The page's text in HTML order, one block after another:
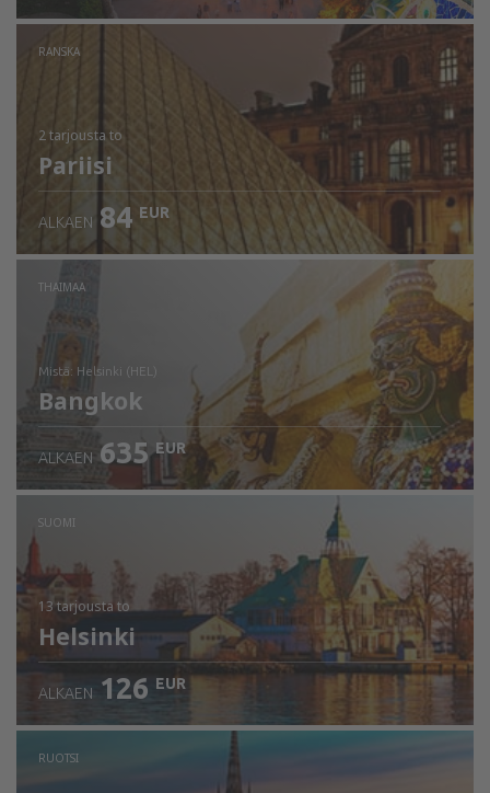
Tarkista tiedot
RANSKA
2 tarjousta to
Pariisi
ALKAEN 84 EUR
THAIMAA
mistä: Helsinki (HEL)
Bangkok
Tarkista tiedot
ALKAEN 635 EUR
SUOMI
13 tarjousta to
Helsinki
ALKAEN 126 EUR
RUOTSI